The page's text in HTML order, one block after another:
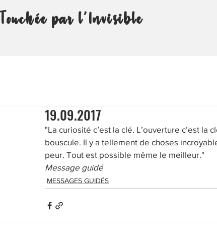
Touchée par l'Invisible
19.09.2017
"La curiosité c’est la clé. L’ouverture c’est
bouscule. Il y a tellement de choses
peur. Tout est possible même le meilleur."
Message guidé
MESSAGES GUIDÉS